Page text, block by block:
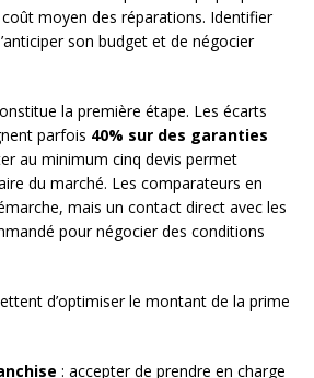
moyen des réparations. Identifier
son budget et de négocier
la première étape. Les écarts
parfois 40% sur des garanties
au minimum cinq devis permet
du marché. Les comparateurs en
mais un contact direct avec les
pour négocier des conditions
d’optimiser le montant de la prime
: accepter de prendre en charge